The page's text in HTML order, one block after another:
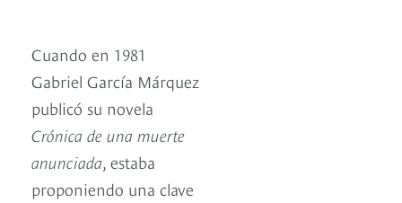
Cuando en 1981
Gabriel García Márquez
publicó su novela
Crónica de una muerte
anunciada, estaba
proponiendo una clave